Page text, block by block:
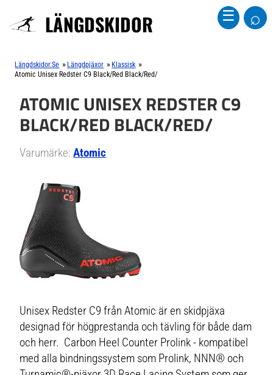
LÄNGDSKIDOR ☰ ⌕
Längdskidor.se » Längdpjäxor » Klassisk »
Atomic Unisex Redster C9 Black/Red Black/Red/
ATOMIC UNISEX REDSTER C9
BLACK/RED BLACK/RED/
Varumärke:Atomic
Unisex Redster C9 från Atomic är en skidpjäxa
designad för högprestanda och tävling för både dam
och herr. Carbon Heel Counter Prolink - kompatibel
med alla bindningssystem som Prolink, NNN® och